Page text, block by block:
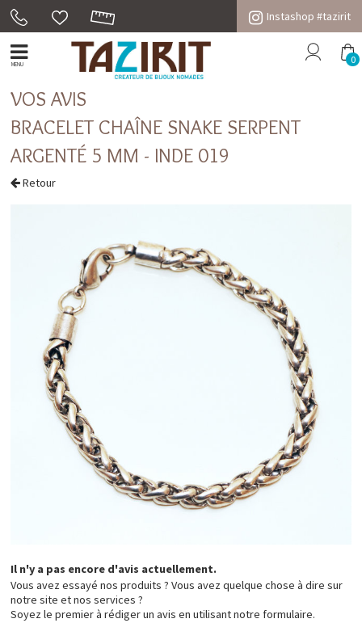
Instashop #tazirit
MENU 0
VOS AVIS
BRACELET CHAÎNE SNAKE SERPENT
ARGENTÉ 5 MM - INDE 019
Retour
Il n'y a pas encore d'avis actuellement.
Vous avez essayé nos produits ? Vous avez quelque chose à dire sur
notre site et nos services ?
Soyez le premier à rédiger un avis en utilisant notre formulaire.